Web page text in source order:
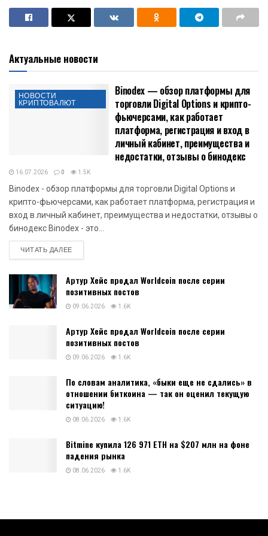
Актуальные новости
НОВОСТИ
КРИПТОВАЛЮТ
Binodex — обзор платформы для
торговли Digital Options и крипто-
фьючерсами, как работает
платформа, регистрация и вход в
личный кабинет, преимущества и
недостатки, отзывы о бинодекс
16.07.2026 0 1.5K
Binodex - обзор платформы для торговли Digital Options и
крипто-фьючерсами, как работает платформа, регистрация и
вход в личный кабинет, преимущества и недостатки, отзывы о
бинодекс Binodex - это...
ЧИТАТЬ ДАЛЕЕDETAILS
Артур Хейс продал Worldcoin после серии
позитивных постов
09.06.2026 1.6K
Артур Хейс продал Worldcoin после серии
позитивных постов
09.06.2026 1.6K
По словам аналитика, «быки еще не сдались» в
отношении биткоина — так он оценил текущую
ситуацию!
08.06.2026 1.6K
Bitmine купила 126 971 ETH на $207 млн на фоне
падения рынка
08.06.2026 1.6K